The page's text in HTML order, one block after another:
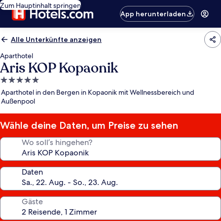
Zum Hauptinhalt springen
App herunterladen
Alle Unterkünfte anzeigen
Aparthotel
Aris KOP Kopaonik
5.0-
Sterne-
Unterkunft
Aparthotel in den Bergen in Kopaonik mit Wellnessbereich und
Außenpool
Wähle deine Daten, um Preise zu sehen
Wo soll’s hingehen?
Daten
Gäste